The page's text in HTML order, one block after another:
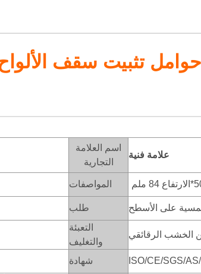
حوامل تثبيت سقف
اسم العلامة
التجارية
علامة فنية
المواصفات
طلب على الأسطح
التعبئة
والتغليف
الخشب الرقائقي
شهادة ISO/CE/SGS/